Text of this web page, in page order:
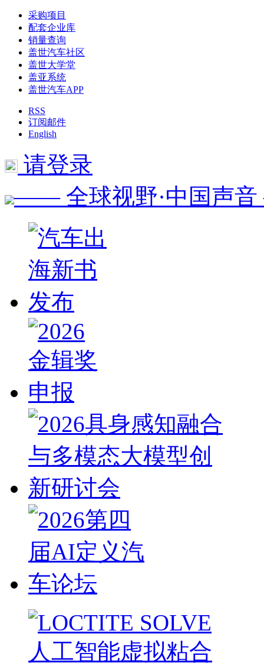
采购项目
配套企业库
销量查询
盖世汽车社区
盖世大学堂
盖亚系统
盖世汽车APP
RSS
订阅邮件
English
请登录
—— 全球视野·中国声